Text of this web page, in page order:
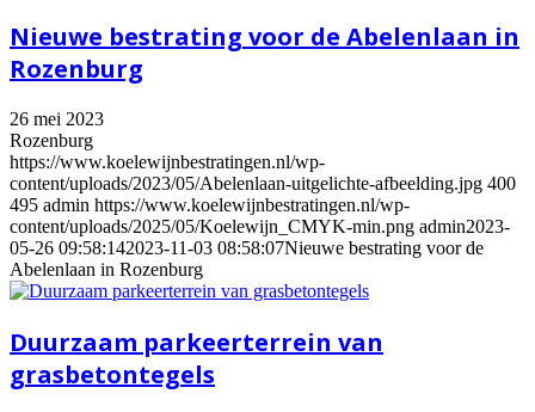
Nieuwe bestrating voor de Abelenlaan in
Rozenburg
26 mei 2023
Rozenburg
https://www.koelewijnbestratingen.nl/wp-
content/uploads/2023/05/Abelenlaan-uitgelichte-afbeelding.jpg 400
495 admin https://www.koelewijnbestratingen.nl/wp-
content/uploads/2025/05/Koelewijn_CMYK-min.png admin2023-
05-26 09:58:142023-11-03 08:58:07Nieuwe bestrating voor de
Abelenlaan in Rozenburg
Duurzaam parkeerterrein van
grasbetontegels